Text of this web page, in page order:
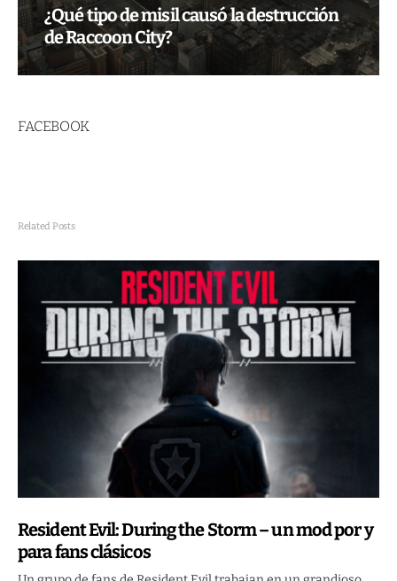
¿Qué tipo de misil causó la destrucción
de Raccoon City?
FACEBOOK
Related Posts
Resident Evil: During the Storm – un mod por y
para fans clásicos